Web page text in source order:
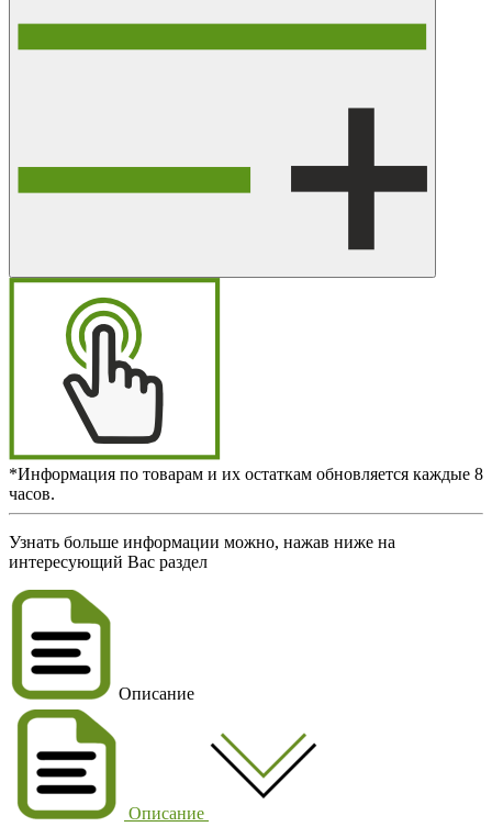
*Информация по товарам и их остаткам обновляется каждые 8
часов.
Узнать больше информации можно, нажав ниже на
интересующий Вас раздел
Описание
Описание